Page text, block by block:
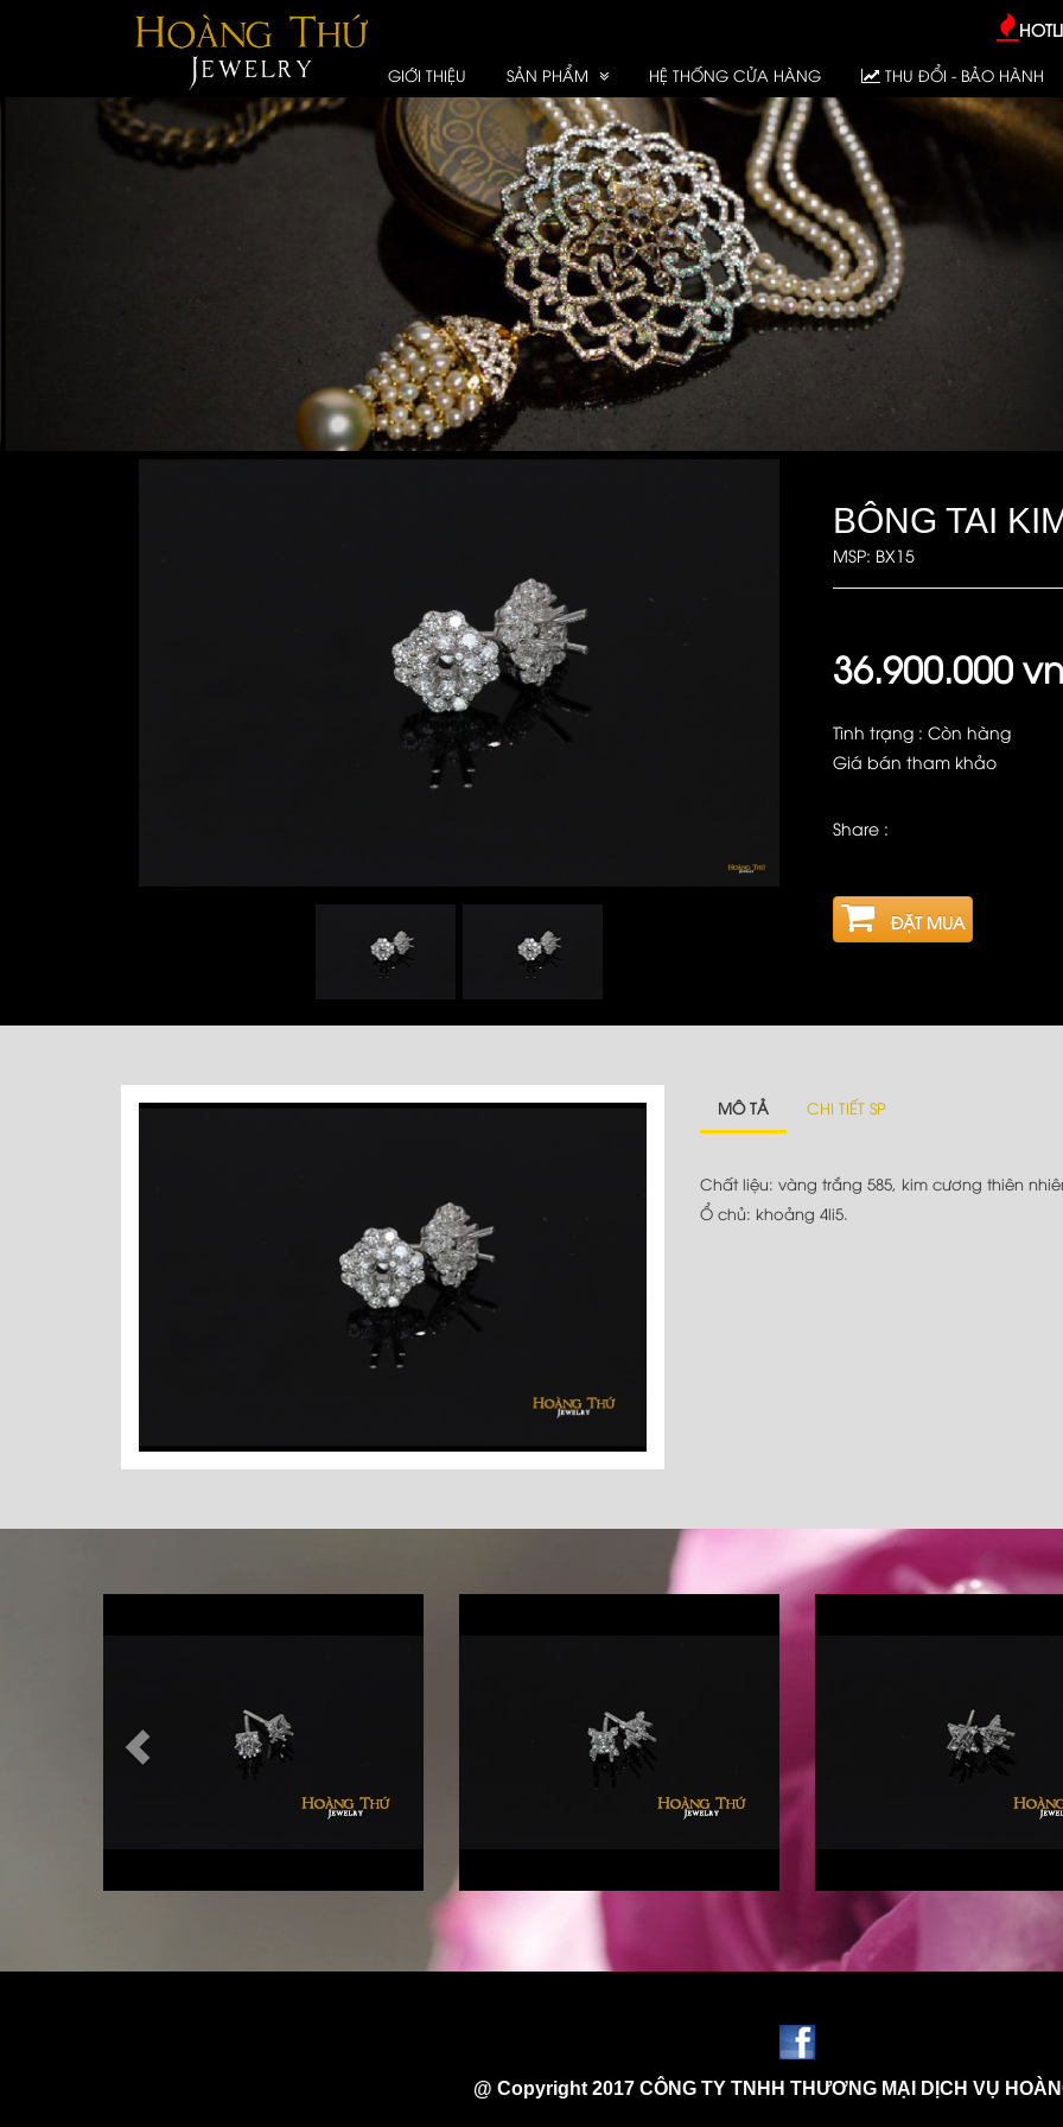
GIỚI THIỆU SẢN PHẨM HỆ THỐNG CỬA HÀNG THU ĐỔI - BẢO HÀNH
BÔNG TAI
MSP: BX15
36.900.000
Tình trạng : Còn hàng
Giá bán tham khảo
Share :
ĐẶT MUA
MÔ TẢ CHI TIẾT SP
Chất liệu: vàng trắng 585, kim cương thiên
Ổ chủ: khoảng 4li5.
@ Copyright 2017 CÔNG TY TNHH THƯƠNG MẠI DỊCH VỤ